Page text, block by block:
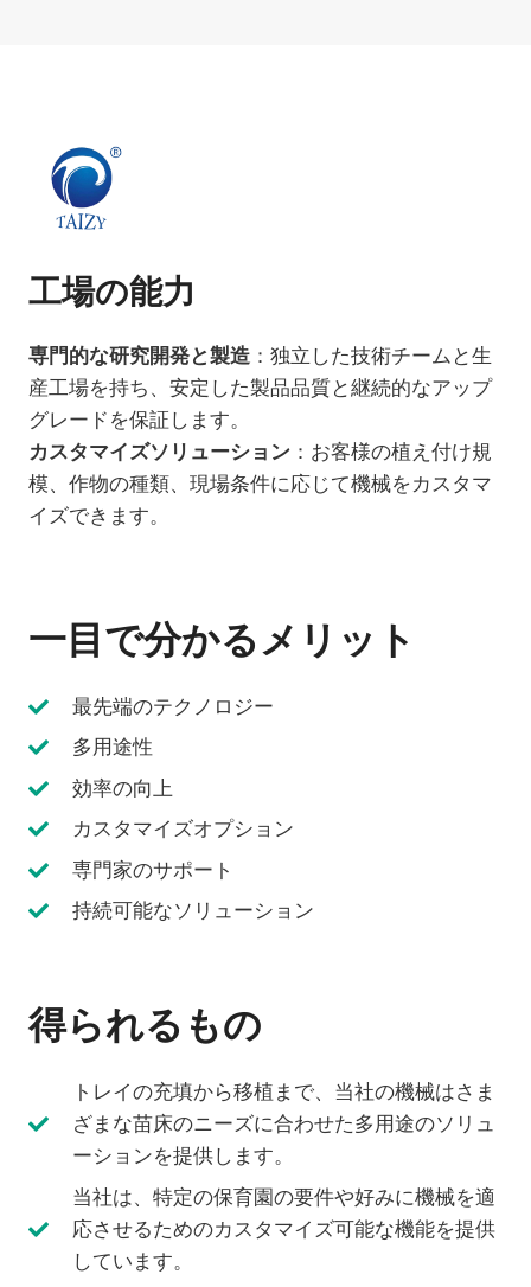
工場の能力
専門的な研究開発と製造 ：独立した技術チームと生
産工場を持ち、安定した製品品質と継続的なアップ
グレードを保証します。
カスタマイズソリューション ：お客様の植え付け規
模、作物の種類、現場条件に応じて機械をカスタマ
イズできます。
一目で分かるメリット
最先端のテクノロジー
多用途性
効率の向上
カスタマイズオプション
専門家のサポート
持続可能なソリューション
得られるもの
トレイの充填から移植まで、当社の機械はさま
ざまな苗床のニーズに合わせた多用途のソリュ
ーションを提供します。
当社は、特定の保育園の要件や好みに機械を適
応させるためのカスタマイズ可能な機能を提供
しています。